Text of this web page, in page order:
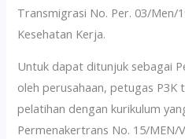
Transmigrasi No. Per. 03/Men/
Kesehatan Kerja.
Untuk dapat ditunjuk sebagai
oleh perusahaan, petugas
pelatihan dengan kurikulum
Permenakertrans No. 15/MEN/